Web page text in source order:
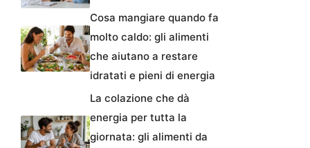
Cosa mangiare quando fa
molto caldo: gli alimenti
che aiutano a restare
idratati e pieni di energia
La colazione che dà
energia per tutta la
giornata: gli alimenti da